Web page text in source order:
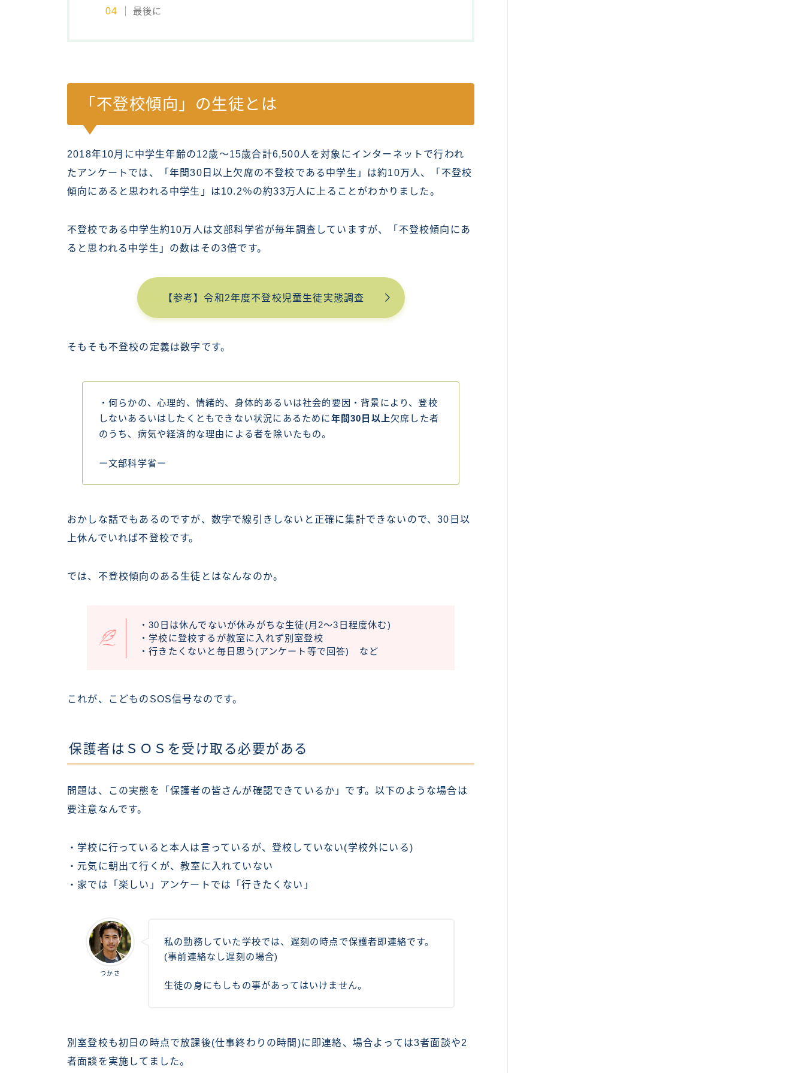
最後に
「不登校傾向」の生徒とは
2018年10月に中学生年齢の12歳～15歳合計6,500人を対象にインターネットで行われ
たアンケートでは、「年間30日以上欠席の不登校である中学生」は約10万人、「不登校
傾向にあると思われる中学生」は10.2％の約33万人に上ることがわかりました。
不登校である中学生約10万人は文部科学省が毎年調査していますが、「不登校傾向にあ
ると思われる中学生」の数はその3倍です。
【参考】令和2年度不登校児童生徒実態調査
そもそも不登校の定義は数字です。
・何らかの、心理的、情緒的、身体的あるいは社会的要因・背景により、登校
しないあるいはしたくともできない状況にあるために年間30日以上欠席した者
のうち、病気や経済的な理由による者を除いたもの。
ー文部科学省ー
おかしな話でもあるのですが、数字で線引きしないと正確に集計できないので、30日以
上休んでいれば不登校です。
では、不登校傾向のある生徒とはなんなのか。
・30日は休んでないが休みがちな生徒(月2～3日程度休む)
・学校に登校するが教室に入れず別室登校
・行きたくないと毎日思う(アンケート等で回答) など
これが、こどものSOS信号なのです。
保護者はＳＯＳを受け取る必要がある
問題は、この実態を「保護者の皆さんが確認できているか」です。以下のような場合は
要注意なんです。
・学校に行っていると本人は言っているが、登校していない(学校外にいる)
・元気に朝出て行くが、教室に入れていない
・家では「楽しい」アンケートでは「行きたくない」
つかさ
私の勤務していた学校では、遅刻の時点で保護者即連絡です。
(事前連絡なし遅刻の場合)
生徒の身にもしもの事があってはいけません。
別室登校も初日の時点で放課後(仕事終わりの時間)に即連絡、場合よっては3者面談や2
者面談を実施してました。